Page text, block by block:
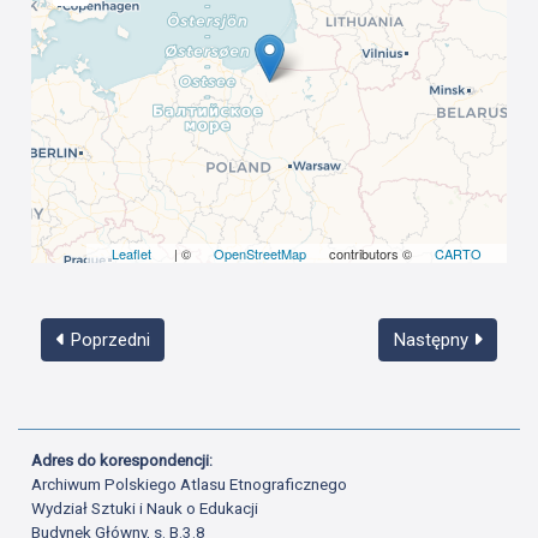
Leaflet | © OpenStreetMap contributors © CARTO
Poprzedni Następny
Adres do korespondencji:
Archiwum Polskiego Atlasu Etnograficznego
Wydział Sztuki i Nauk o Edukacji
Budynek Główny, s. B.3.8